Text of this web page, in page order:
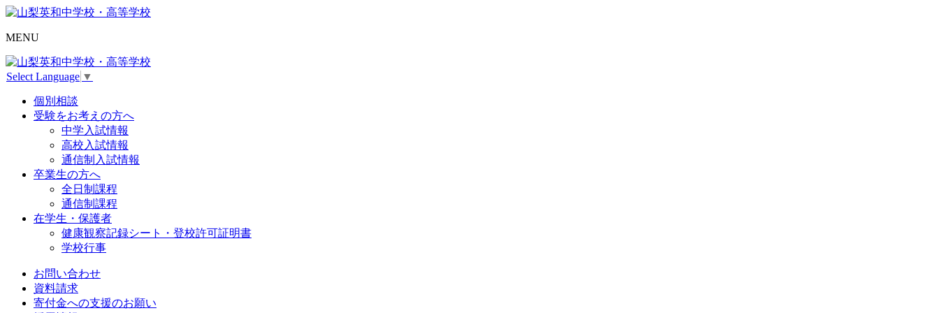
MENU
Select Language ▼
個別相談
受験をお考えの方へ
中学入試情報
高校入試情報
通信制入試情報
卒業生の方へ
全日制課程
通信制課程
在学生・保護者
健康観察記録シート・登校許可証明書
学校行事
お問い合わせ
資料請求
寄付金への支援のお願い